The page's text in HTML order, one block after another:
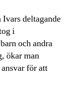
deltagande
i
och andra
ökar man
för att